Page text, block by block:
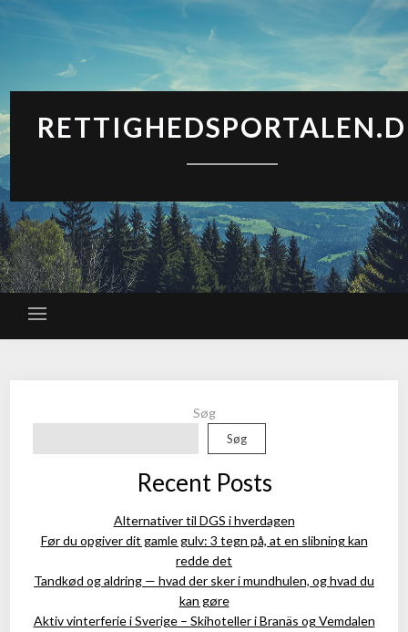
Søg
Søg
Recent Posts
Alternativer til DGS i hverdagen
Før du opgiver dit gamle gulv: 3 tegn på, at en slibning kan
redde det
Tandkød og aldring — hvad der sker i mundhulen, og hvad du
kan gøre
Aktiv vinterferie i Sverige – Skihoteller i Branäs og Vemdalen